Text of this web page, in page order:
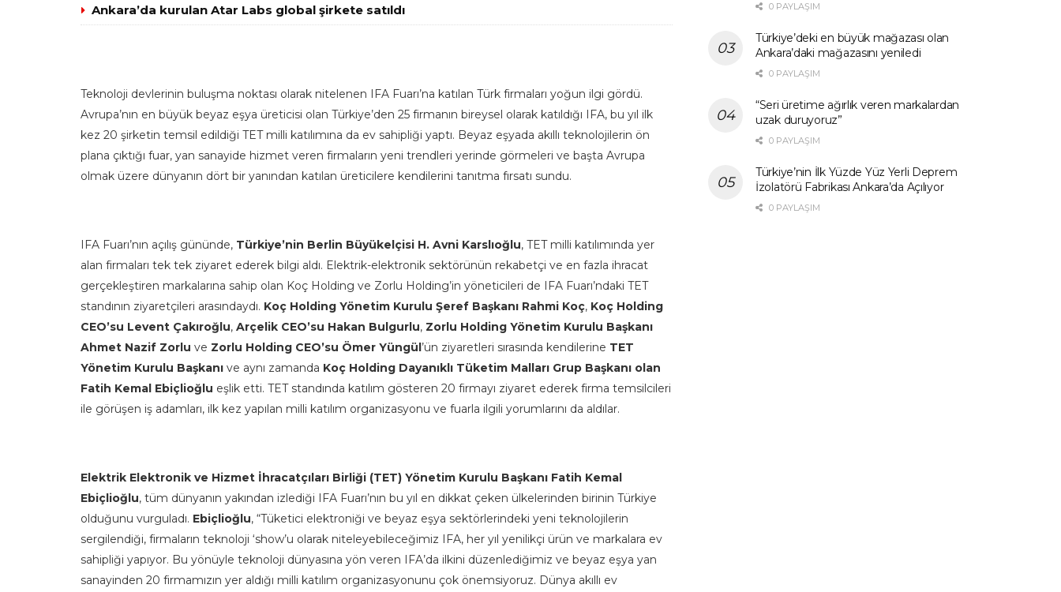
Ankara’da kurulan Atar Labs global şirkete satıldı
Teknoloji devlerinin buluşma noktası olarak nitelenen IFA Fuarı’na katılan Türk firmaları yoğun ilgi gördü.
Avrupa’nın en büyük beyaz eşya üreticisi olan Türkiye’den 25 firmanın bireysel olarak katıldığı IFA, bu yıl ilk
kez 20 şirketin temsil edildiği TET milli katılımına da ev sahipliği yaptı. Beyaz eşyada akıllı teknolojilerin ön
plana çıktığı fuar, yan sanayide hizmet veren firmaların yeni trendleri yerinde görmeleri ve başta Avrupa
olmak üzere dünyanın dört bir yanından katılan üreticilere kendilerini tanıtma fırsatı sundu.
IFA Fuarı’nın açılış gününde, Türkiye’nin Berlin Büyükelçisi H. Avni Karslıoğlu, TET milli katılımında yer
alan firmaları tek tek ziyaret ederek bilgi aldı. Elektrik-elektronik sektörünün rekabetçi ve en fazla ihracat
gerçekleştiren markalarına sahip olan Koç Holding ve Zorlu Holding’in yöneticileri de IFA Fuarı’ndaki TET
standının ziyaretçileri arasındaydı. Koç Holding Yönetim Kurulu Şeref Başkanı Rahmi Koç, Koç Holding
CEO’su Levent Çakıroğlu, Arçelik CEO’su Hakan Bulgurlu, Zorlu Holding Yönetim Kurulu Başkanı
Ahmet Nazif Zorlu ve Zorlu Holding CEO’su Ömer Yüngül’ün ziyaretleri sırasında kendilerine TET
Yönetim Kurulu Başkanı ve aynı zamanda Koç Holding Dayanıklı Tüketim Malları Grup Başkanı olan
Fatih Kemal Ebiçlioğlu eşlik etti. TET standında katılım gösteren 20 firmayı ziyaret ederek firma temsilcileri
ile görüşen iş adamları, ilk kez yapılan milli katılım organizasyonu ve fuarla ilgili yorumlarını da aldılar.
Elektrik Elektronik ve Hizmet İhracatçıları Birliği (TET) Yönetim Kurulu Başkanı Fatih Kemal
Ebiçlioğlu, tüm dünyanın yakından izlediği IFA Fuarı’nın bu yıl en dikkat çeken ülkelerinden birinin Türkiye
olduğunu vurguladı. Ebiçlioğlu, “Tüketici elektroniği ve beyaz eşya sektörlerindeki yeni teknolojilerin
sergilendiği, firmaların teknoloji ‘show’u olarak niteleyebileceğimiz IFA, her yıl yenilikçi ürün ve markalara ev
sahipliği yapıyor. Bu yönüyle teknoloji dünyasına yön veren IFA’da ilkini düzenlediğimiz ve beyaz eşya yan
sanayinden 20 firmamızın yer aldığı milli katılım organizasyonunu çok önemsiyoruz. Dünya akıllı ev
0 PAYLAŞIM
Türkiye’deki en büyük mağazası olan
Ankara’daki mağazasını yeniledi
0 PAYLAŞIM
“Seri üretime ağırlık veren markalardan
uzak duruyoruz”
0 PAYLAŞIM
Türkiye’nin İlk Yüzde Yüz Yerli Deprem
İzolatörü Fabrikası Ankara’da Açılıyor
0 PAYLAŞIM